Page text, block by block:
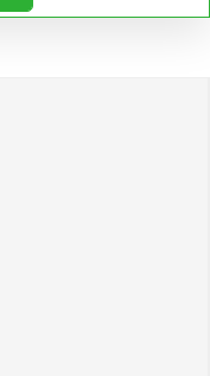
quý khách vui lòng liên
Phước, Thành phố